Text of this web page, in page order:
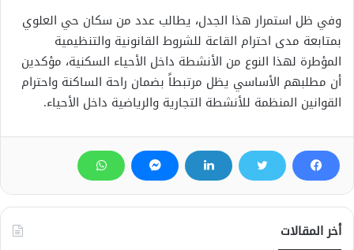
وفي ظل استمرار هذا الجدل، يطالب عدد من سكان حي العلوي
بمتابعة مدى احترام القاعة للشروط القانونية والتنظيمية
المؤطرة لهذا النوع من الأنشطة داخل الأحياء السكنية، مؤكدين
أن مطلبهم الأساسي يظل مرتبطاً بضمان راحة الساكنة واحترام
القوانين المنظمة للأنشطة التجارية والرياضية داخل الأحياء.
أخر المقالات